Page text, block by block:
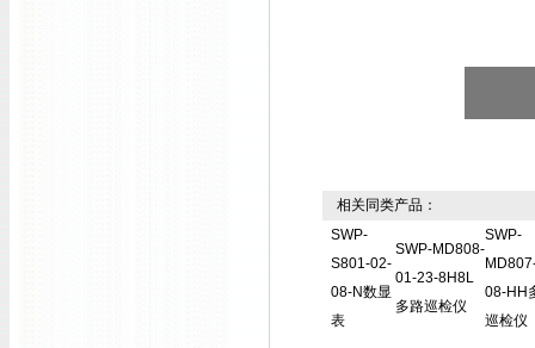
相关同类产品：
SWP-
S801-02-
08-N数显
表
SWP-MD808-
01-23-8H8L
多路巡检仪
SWP-
08-HH
巡检仪